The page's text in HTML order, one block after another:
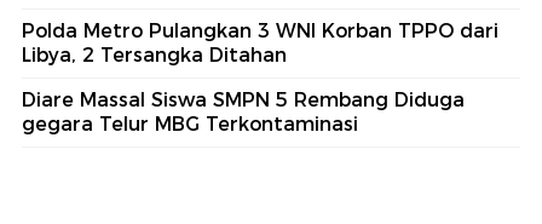
Polda Metro Pulangkan 3 WNI Korban TPPO dari
Libya, 2 Tersangka Ditahan
Diare Massal Siswa SMPN 5 Rembang Diduga
gegara Telur MBG Terkontaminasi